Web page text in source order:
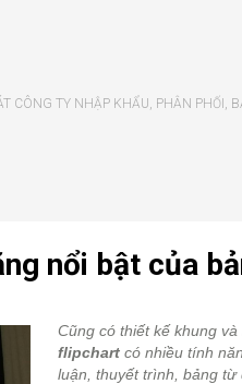
CÔNG TY NHẬP KHẨU, PHÂN
nổi bật của
Cũng có thiết kế khung
flipchartcó nhiều tính
luận, thuyết trình, bảng